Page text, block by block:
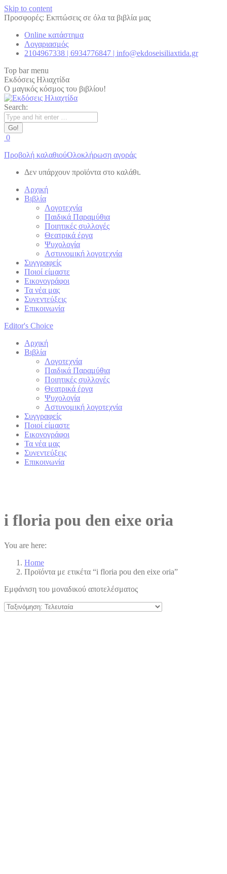
Skip to content
Προσφορές: Εκπτώσεις σε όλα τα βιβλία μας
Online κατάστημα
Λογαριασμός
2104967338 | 6934776847 | info@ekdoseisiliaxtida.gr
Top bar menu
Εκδόσεις Ηλιαχτίδα
Ο μαγικός κόσμος του βιβλίου!
Search:
0
Προβολή καλαθιούΟλοκλήρωση αγοράς
Δεν υπάρχουν προϊόντα στο καλάθι.
Αρχική
Βιβλία
Λογοτεχνία
Παιδικά Παραμύθια
Ποιητικές συλλογές
Θεατρικά έργα
Ψυχολογία
Αστυνομική λογοτεχνία
Συγγραφείς
Ποιοί είμαστε
Εικονογράφοι
Τα νέα μας
Συνεντεύξεις
Επικοινωνία
Editor's Choice
Αρχική
Βιβλία
Λογοτεχνία
Παιδικά Παραμύθια
Ποιητικές συλλογές
Θεατρικά έργα
Ψυχολογία
Αστυνομική λογοτεχνία
Συγγραφείς
Ποιοί είμαστε
Εικονογράφοι
Τα νέα μας
Συνεντεύξεις
Επικοινωνία
i floria pou den eixe oria
You are here:
Home
Προϊόντα με ετικέτα “i floria pou den eixe oria”
Εμφάνιση του μοναδικού αποτελέσματος